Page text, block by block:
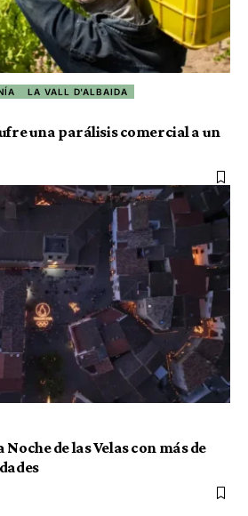
LA VALL D'ALBAIDA
una parálisis comercial a un
de las Velas con más de